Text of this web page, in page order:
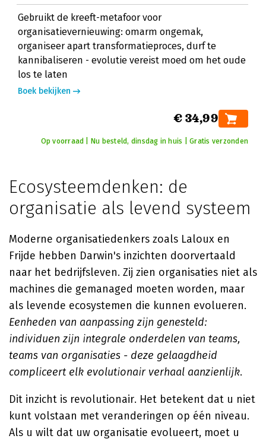
Gebruikt de kreeft-metafoor voor
organisatievernieuwing: omarm ongemak,
organiseer apart transformatieproces, durf te
kannibaliseren - evolutie vereist moed om het oude
los te laten
Boek bekijken
€ 34,99
Op voorraad | Nu besteld, dinsdag in huis | Gratis verzonden
Ecosysteemdenken: de
organisatie als levend systeem
Moderne organisatiedenkers zoals Laloux en
Frijde hebben Darwin's inzichten doorvertaald
naar het bedrijfsleven. Zij zien organisaties niet als
machines die gemanaged moeten worden, maar
als levende ecosystemen die kunnen evolueren.
Eenheden van aanpassing zijn genesteld:
individuen zijn integrale onderdelen van teams,
teams van organisaties - deze gelaagdheid
compliceert elk evolutionair verhaal aanzienlijk.
Dit inzicht is revolutionair. Het betekent dat u niet
kunt volstaan met veranderingen op één niveau.
Als u wilt dat uw organisatie evolueert, moet u